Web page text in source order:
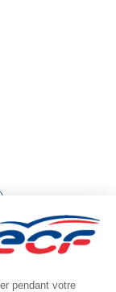
fenêtre)
fenêtre)
(nouvelle fenêtre)
(nouvelle
social: 75000€
FR 36 453877946
GOELE (77230) -